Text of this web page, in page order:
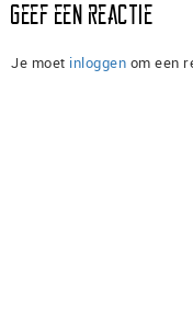
Geef een reactie
Je moet inloggen om een